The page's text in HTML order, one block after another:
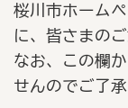
桜川市ホーム
に、皆さまの
なお、この欄
せんのでご了承